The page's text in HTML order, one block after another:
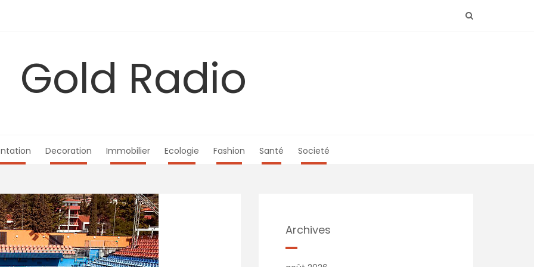
Gold Radio
Decoration Immobilier Ecologie Fashion Santé Societé
Archives